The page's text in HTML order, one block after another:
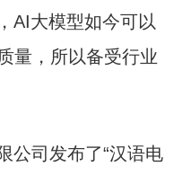
AI大模型如今可以
量，所以备受行业
公司发布了“汉语电